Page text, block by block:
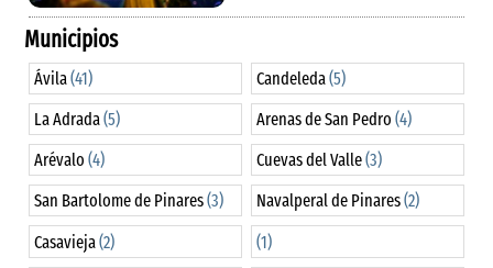
Municipios
Ávila(41) Candeleda(5)
La Adrada(5) Arenas de San Pedro(4)
Arévalo(4) Cuevas del Valle(3)
San Bartolome de Pinares(3) Navalperal de Pinares(2)
Casavieja(2)
(1)